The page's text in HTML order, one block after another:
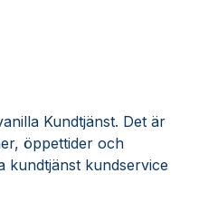
Kundtjänst. Det är
öppettider och
kundtjänst kundservice